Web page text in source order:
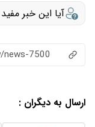
آیا این خبر
7500
ارسال به دیگران :